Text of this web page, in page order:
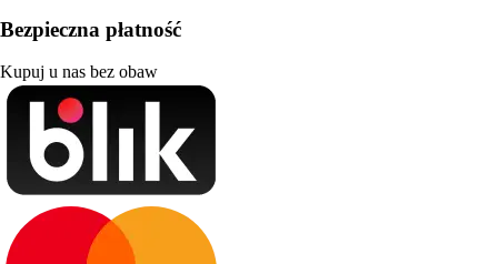
Bezpieczna płatność
Kupuj u nas bez obaw